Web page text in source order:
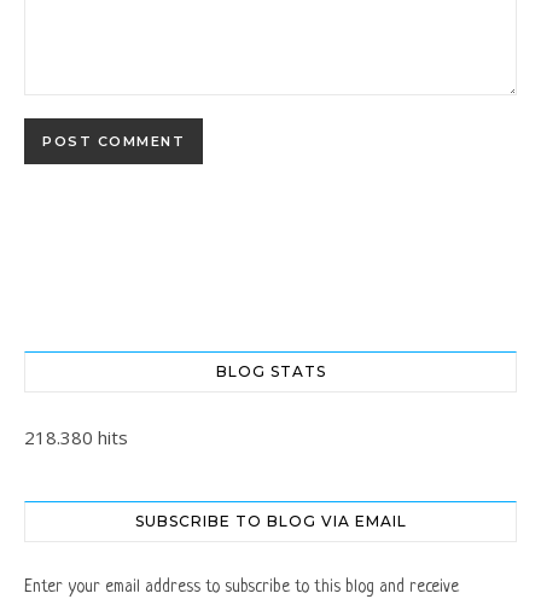
BLOG STATS
218.380 hits
SUBSCRIBE TO BLOG VIA EMAIL
Enter your email address to subscribe to this blog and receive